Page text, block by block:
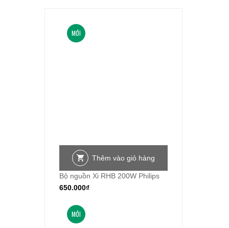
MỚI
Thêm vào giỏ hàng
Bộ nguồn Xi RHB 200W Philips
650.000₫
MỚI